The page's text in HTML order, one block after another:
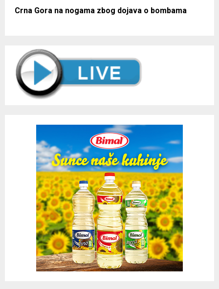
Crna Gora na nogama zbog dojava o bombama